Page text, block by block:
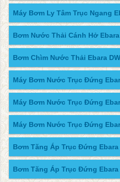
Máy Bơm Ly Tâm Trục Ngang
Bơm Nước Thải Cánh Hở Ebara
Bơm Chìm Nước Thải Ebara
Máy Bơm Nước Trục Đứng
Máy Bơm Nước Trục Đứng
Máy Bơm Nước Trục Đứng
Bơm Tăng Áp Trục Đứng Ebara
Bơm Tăng Áp Trục Đứng Ebara